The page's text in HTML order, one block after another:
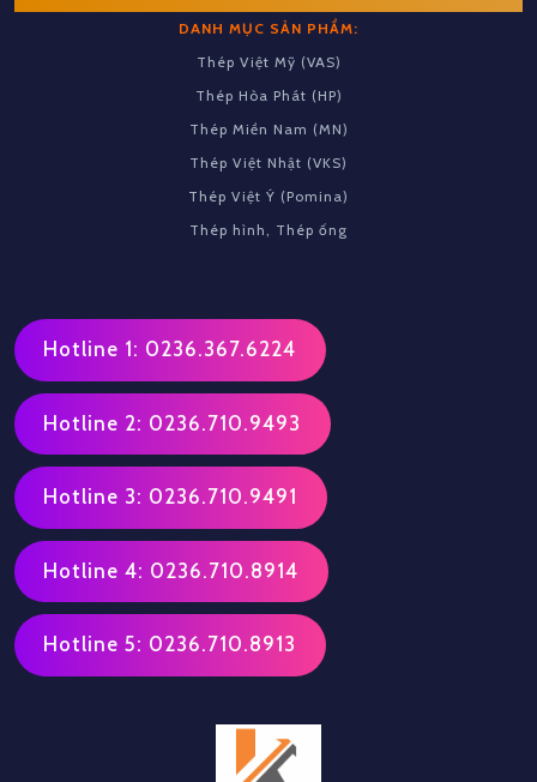
DANH MỤC SẢN PHẨM:
Thép Việt Mỹ (VAS)
Thép Hòa Phát (HP)
Thép Miền Nam (MN)
Thép Việt Nhật (VKS)
Thép Việt Ý (Pomina)
Thép hình, Thép ống
Hotline 1: 0236.367.6224
Hotline 2: 0236.710.9493
Hotline 3: 0236.710.9491
Hotline 4: 0236.710.8914
Hotline 5: 0236.710.8913